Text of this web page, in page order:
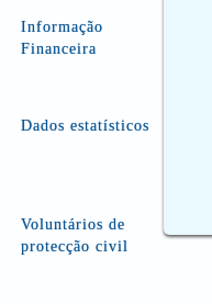
Informação
Financeira
Dados estatísticos
Voluntários de
protecção civil